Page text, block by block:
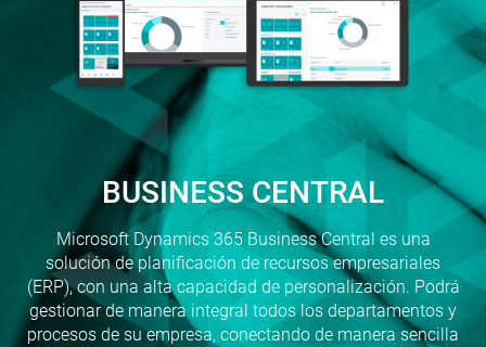
BUSINESS CENTRAL
Microsoft Dynamics 365 Business Central es una
solución de planificación de recursos empresariales
(ERP), con una alta capacidad de personalización. Podrá
gestionar de manera integral todos los departamentos y
procesos de su empresa, conectando de manera sencilla